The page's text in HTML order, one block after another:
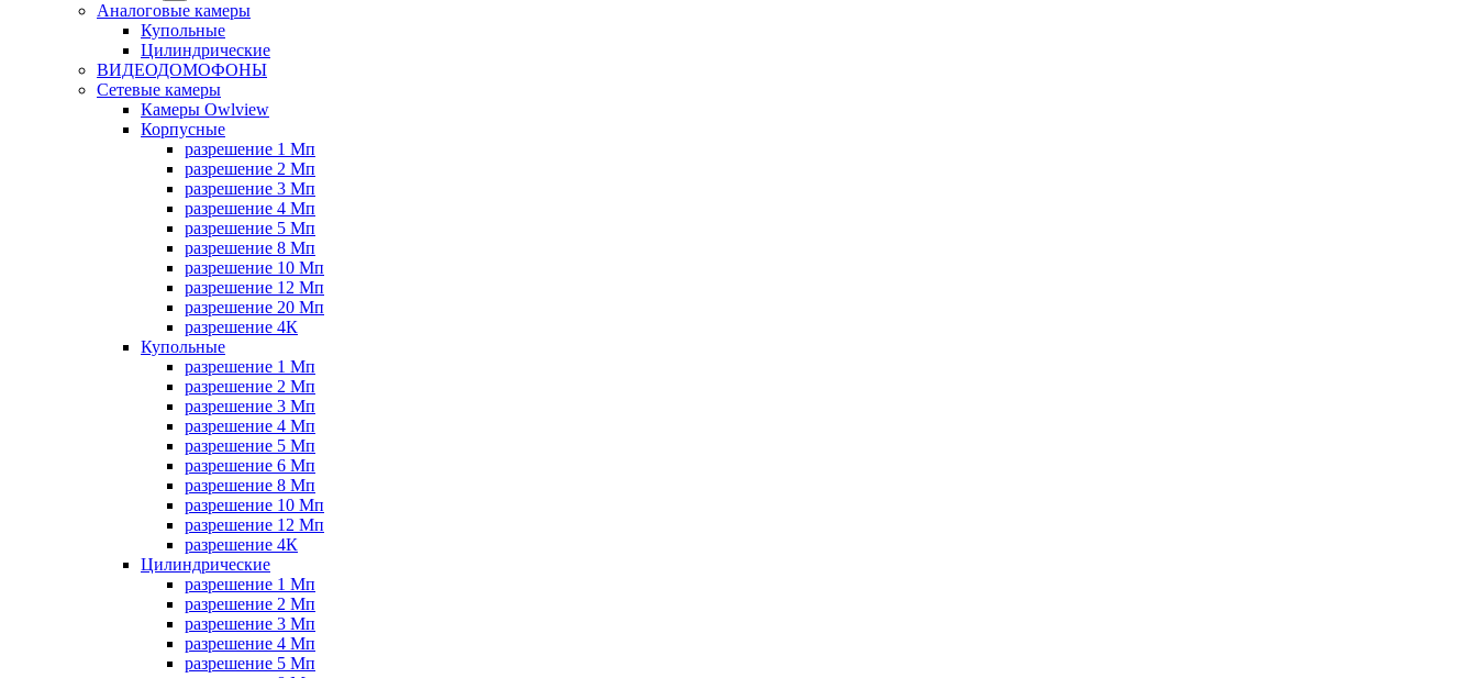
Аналоговые камеры
Купольные
Цилиндрические
ВИДЕОДОМОФОНЫ
Сетевые камеры
Камеры Owlview
Корпусные
разрешение 1 Мп
разрешение 2 Мп
разрешение 3 Мп
разрешение 4 Мп
разрешение 5 Мп
разрешение 8 Мп
разрешение 10 Мп
разрешение 12 Мп
разрешение 20 Мп
разрешение 4К
Купольные
разрешение 1 Мп
разрешение 2 Мп
разрешение 3 Мп
разрешение 4 Мп
разрешение 5 Мп
разрешение 6 Мп
разрешение 8 Мп
разрешение 10 Мп
разрешение 12 Мп
разрешение 4К
Цилиндрические
разрешение 1 Мп
разрешение 2 Мп
разрешение 3 Мп
разрешение 4 Мп
разрешение 5 Мп